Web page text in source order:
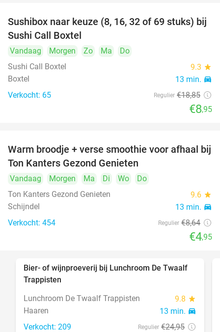
53%
Sushibox naar keuze (8, 16, 32 of 69 stuks) bij
Sushi Call Boxtel
Vandaag Morgen Zo Ma
Do
Sushi Call Boxtel
9.3 star
Boxtel 13 min. directions_car
Verkocht: 65 Regulier €18,85
€8,95
43%
Warm broodje + verse smoothie voor afhaal bij
Ton Kanters Gezond Genieten
Vandaag Morgen Ma Di Wo
Do
Ton Kanters Gezond Genieten
9.6 star
Schijndel 13 min. directions_car
Verkocht: 454 Regulier €8,64
€4,95
40%
Bier- of wijnproeverij bij Lunchroom De Twaalf
Trappisten
Lunchroom De Twaalf Trappisten
9.8 star
Haaren 13 min. directions_car
Verkocht: 209 Regulier €24,95